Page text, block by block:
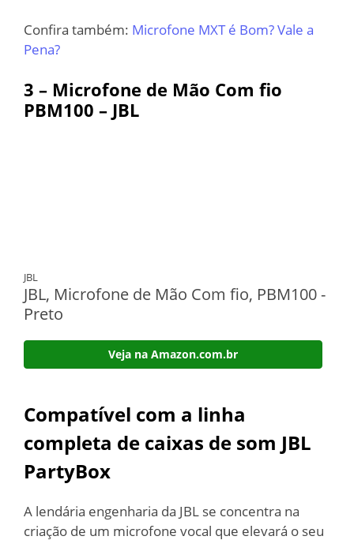
Confira também: Microfone MXT é Bom? Vale a
Pena?
3 – Microfone de Mão Com fio
PBM100 – JBL
JBL
JBL, Microfone de Mão Com fio, PBM100 -
Preto
Veja na Amazon.com.br
Compatível com a linha
completa de caixas de som JBL
PartyBox
A lendária engenharia da JBL se concentra na
criação de um microfone vocal que elevará o seu